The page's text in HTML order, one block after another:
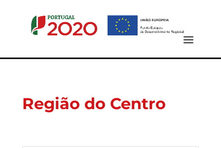
Região do Centro